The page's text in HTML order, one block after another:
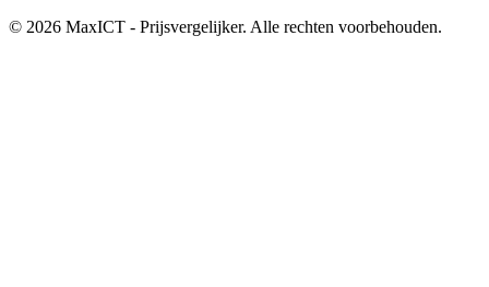
© 2026 MaxICT - Prijsvergelijker. Alle rechten voorbehouden.